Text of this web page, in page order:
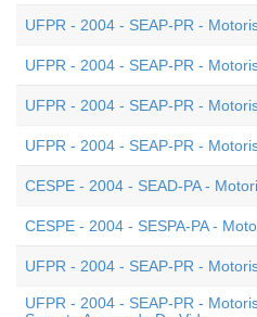
UFPR - 2004 - SEAP-PR -
UFPR - 2004 - SEAP-PR -
UFPR - 2004 - SEAP-PR -
UFPR - 2004 - SEAP-PR -
CESPE - 2004 - SEAD-PA -
CESPE - 2004 - SESPA-PA -
UFPR - 2004 - SEAP-PR -
UFPR - 2004 - SEAP-PR -